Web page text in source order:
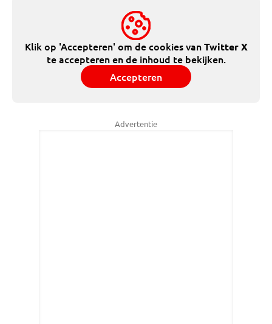
Klik op 'Accepteren' om de cookies vanTwitter X
te accepteren en de inhoud te bekijken.
Accepteren
Advertentie